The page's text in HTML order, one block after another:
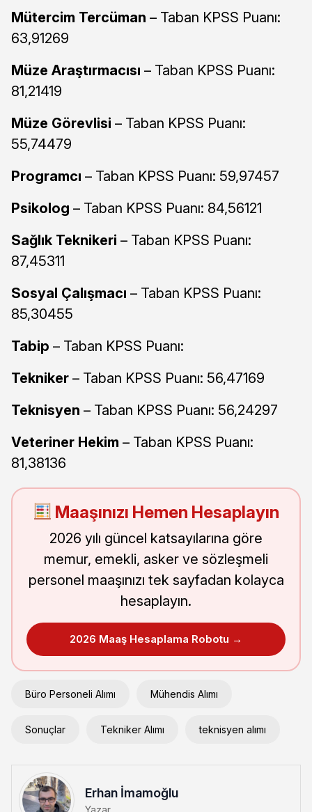
Mütercim Tercüman – Taban KPSS Puanı:
63,91269
Müze Araştırmacısı – Taban KPSS Puanı:
81,21419
Müze Görevlisi – Taban KPSS Puanı:
55,74479
Programcı – Taban KPSS Puanı: 59,97457
Psikolog – Taban KPSS Puanı: 84,56121
Sağlık Teknikeri – Taban KPSS Puanı:
87,45311
Sosyal Çalışmacı – Taban KPSS Puanı:
85,30455
Tabip – Taban KPSS Puanı:
Tekniker – Taban KPSS Puanı: 56,47169
Teknisyen – Taban KPSS Puanı: 56,24297
Veteriner Hekim – Taban KPSS Puanı:
81,38136
Maaşınızı Hemen Hesaplayın
2026 yılı güncel katsayılarına göre
memur, emekli, asker ve sözleşmeli
personel maaşınızı tek sayfadan kolayca
hesaplayın.
2026 Maaş Hesaplama Robotu →
Büro Personeli Alımı Mühendis Alımı
Sonuçlar Tekniker Alımı teknisyen alımı
Erhan İmamoğlu
Yazar